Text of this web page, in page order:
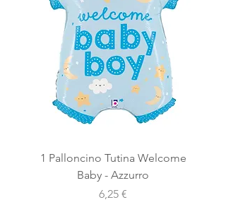
1 Palloncino Tutina Welcome
Baby - Azzurro
Prezzo
6,25 €